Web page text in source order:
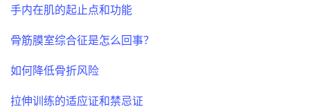
手内在肌的起止点和功能
骨筋膜室综合征是怎么回事？
如何降低骨折风险
拉伸训练的适应证和禁忌证